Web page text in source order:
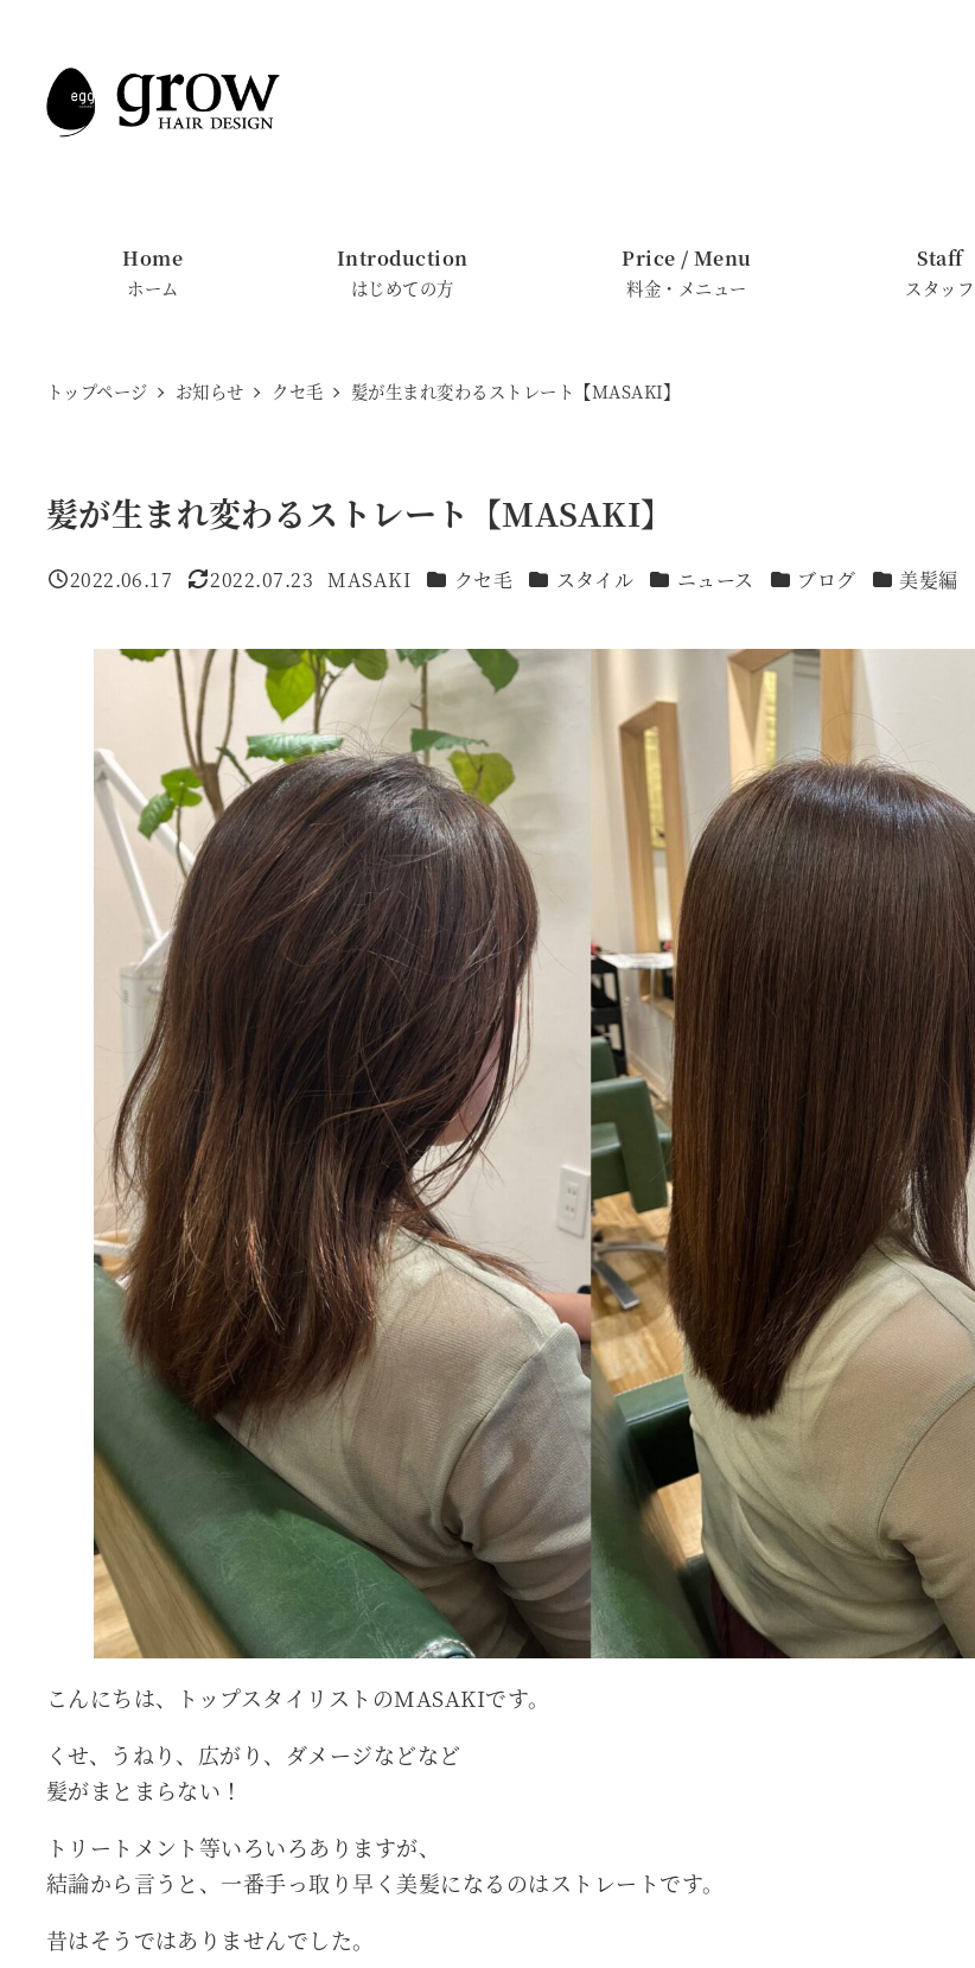
Home
ホーム
Introduction
はじめての方
Price / Menu
料金・メニュー
Staff
スタッフ
トップページ お知らせ クセ毛 髪が生まれ変わるストレート【MASAKI】
髪が生まれ変わるストレート【MASAKI】
投稿日
2022.06.17
更新日
2022.07.23
著
MASAKI カテゴリー
クセ毛 カテゴリー
スタイル カテゴリー
ニュース カテゴリー
ブログ カテゴリー
美髪編
こんにちは、トップスタイリストのMASAKIです。
くせ、うねり、広がり、ダメージなどなど
髪がまとまらない！
トリートメント等いろいろありますが、
結論から言うと、一番手っ取り早く美髪になるのはストレートです。
昔はそうではありませんでした。